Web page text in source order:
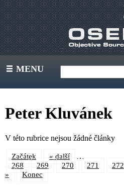
III MENU
Peter Kluvánek
V této rubrice nejsou žádné články
Začátek « další …
268 269 270 271 272
»
Konec